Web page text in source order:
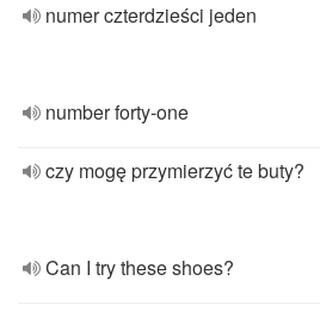
numer czterdzieści jeden
number forty-one
czy mogę przymierzyć te buty?
Can I try these shoes?